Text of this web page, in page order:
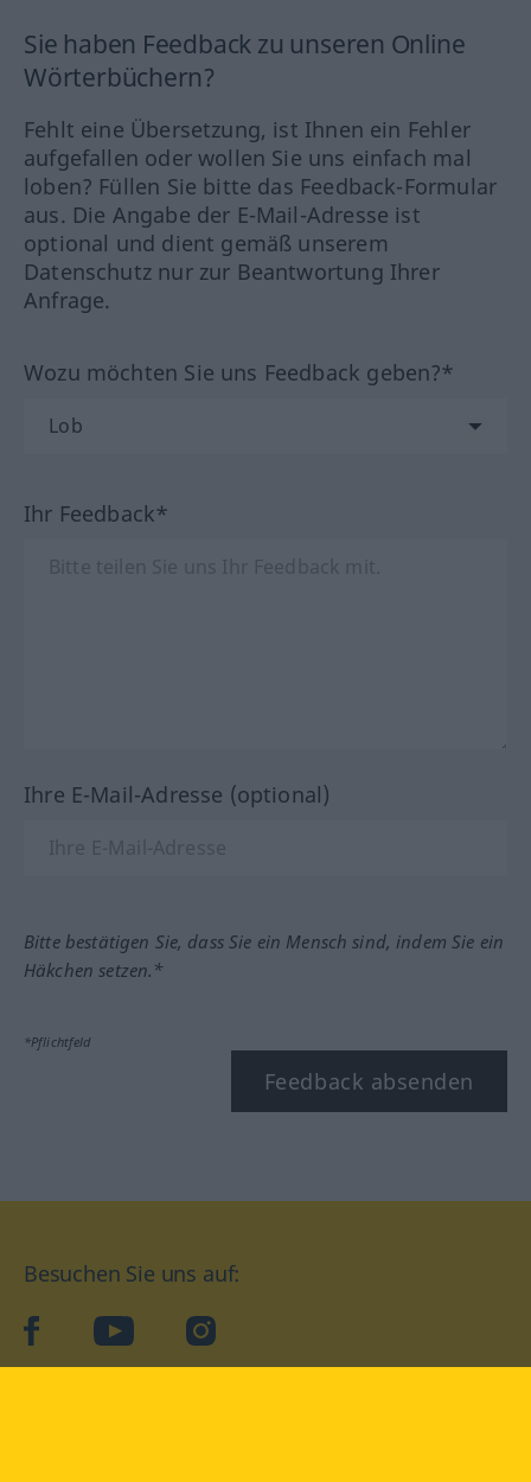
Sie haben Feedback zu unseren Online
Wörterbüchern?
Fehlt eine Übersetzung, ist Ihnen ein Fehler
aufgefallen oder wollen Sie uns einfach mal
loben? Füllen Sie bitte das Feedback-Formular
aus. Die Angabe der E-Mail-Adresse ist
optional und dient gemäß unserem
Datenschutz nur zur Beantwortung Ihrer
Anfrage.
Wozu möchten Sie uns Feedback geben?*
Ihr Feedback*
Ihre E-Mail-Adresse (optional)
Bitte bestätigen Sie, dass Sie ein Mensch sind, indem Sie ein
Häkchen setzen.*
*Pflichtfeld
Feedback absenden
Besuchen Sie uns auf:
facebookYouTube Instagram